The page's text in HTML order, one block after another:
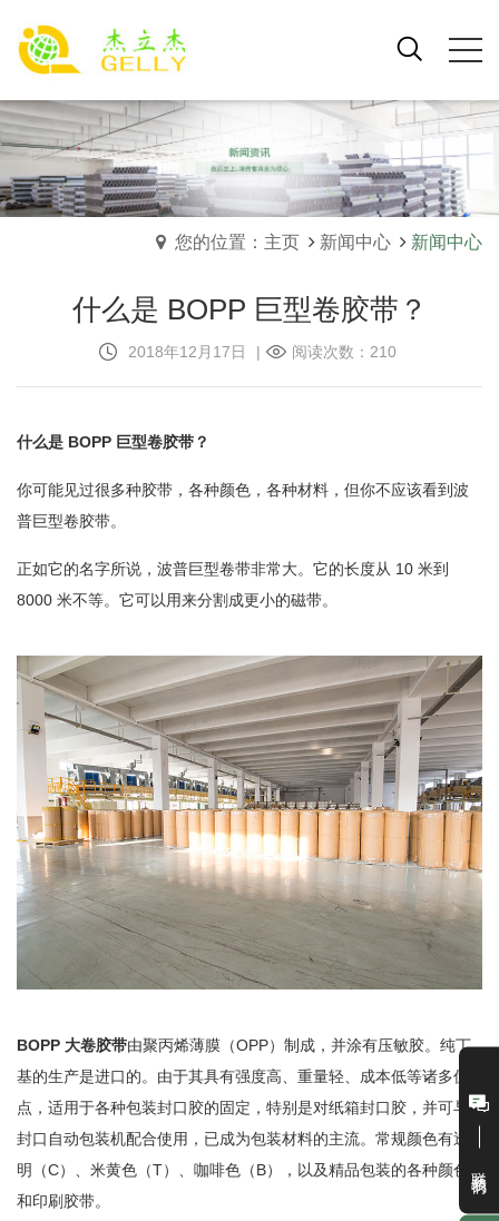
您的位置：主页 新闻中心 新闻中心
什么是 BOPP 巨型卷胶带？
2018年12月17日 | 阅读次数：210
什么是 BOPP 巨型卷胶带？
你可能见过很多种胶带，各种颜色，各种材料，但你不应该看到波
普巨型卷胶带。
正如它的名字所说，波普巨型卷带非常大。它的长度从 10 米到
8000 米不等。它可以用来分割成更小的磁带。
BOPP 大卷胶带由聚丙烯薄膜（OPP）制成，并涂有压敏胶。纯丁
基的生产是进口的。由于其具有强度高、重量轻、成本低等诸多优
点，适用于各种包装封口胶的固定，特别是对纸箱封口胶，并可与
封口自动包装机配合使用，已成为包装材料的主流。常规颜色有透
明（C）、米黄色（T）、咖啡色（B），以及精品包装的各种颜色
和印刷胶带。